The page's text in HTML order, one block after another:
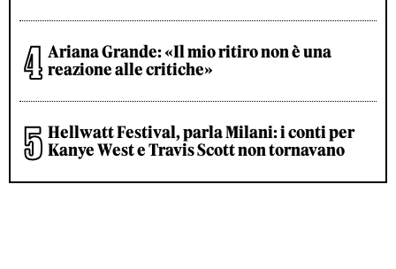
Ariana Grande: «Il mio ritiro non è una
reazione alle critiche»
Hellwatt Festival, parla Milani: i conti per
Kanye West e Travis Scott non tornavano